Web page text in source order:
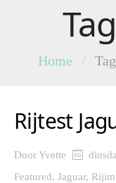
Home /
Rijtest
DoorYvette
Featured, Jaguar,